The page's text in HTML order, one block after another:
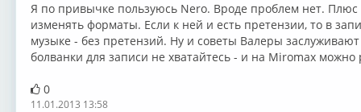
Я по привычке пользуюсь Nero. Вроде проблем нет.
изменять форматы. Если к ней и есть претензии, то в
музыке - без претензий. Ну и советы Валеры
болванки для записи не хватайтесь - и на Miromax можно
0
11.01.2013 13:58